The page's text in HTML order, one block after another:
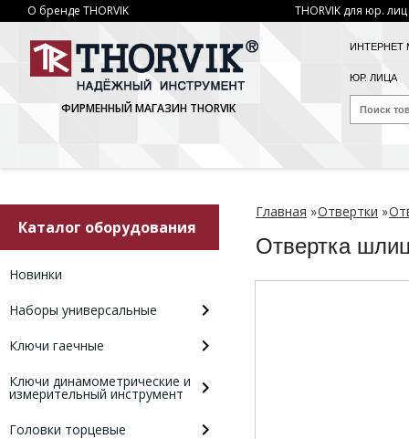
О бренде THORVIK THORVIK для юр. лиц
ФИРМЕННЫЙ МАГАЗИН THORVIK
ИНТЕРНЕТ
ЮР. ЛИЦА
Каталог оборудования
Новинки
Наборы универсальные
Ключи гаечные
Ключи динамометрические и
измерительный инструмент
Головки торцевые
Главная »Отвертки »
Отвертка